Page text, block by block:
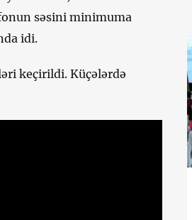
səsini minimuma
idi.
keçirildi. Küçələrdə